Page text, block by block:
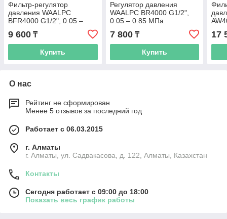
Фильтр-регулятор
давления WAALPC
BFR4000 G1/2", 0.05 –
0.85 МПа
9 600 ₸
Купить
Регулятор давления
WAALPC BR4000 G1/2",
0.05 – 0.85 МПа
7 800₸
Купить
17
О нас
Рейтинг не сформирован
Менее 5 отзывов за последний год
Работает с 06.03.2015
г. Алматы
г. Алматы, ул. Садвакасова, д. 122, Алматы, Казахстан
Контакты
Сегодня работает с 09:00 до 18:00
Показать весь график работы